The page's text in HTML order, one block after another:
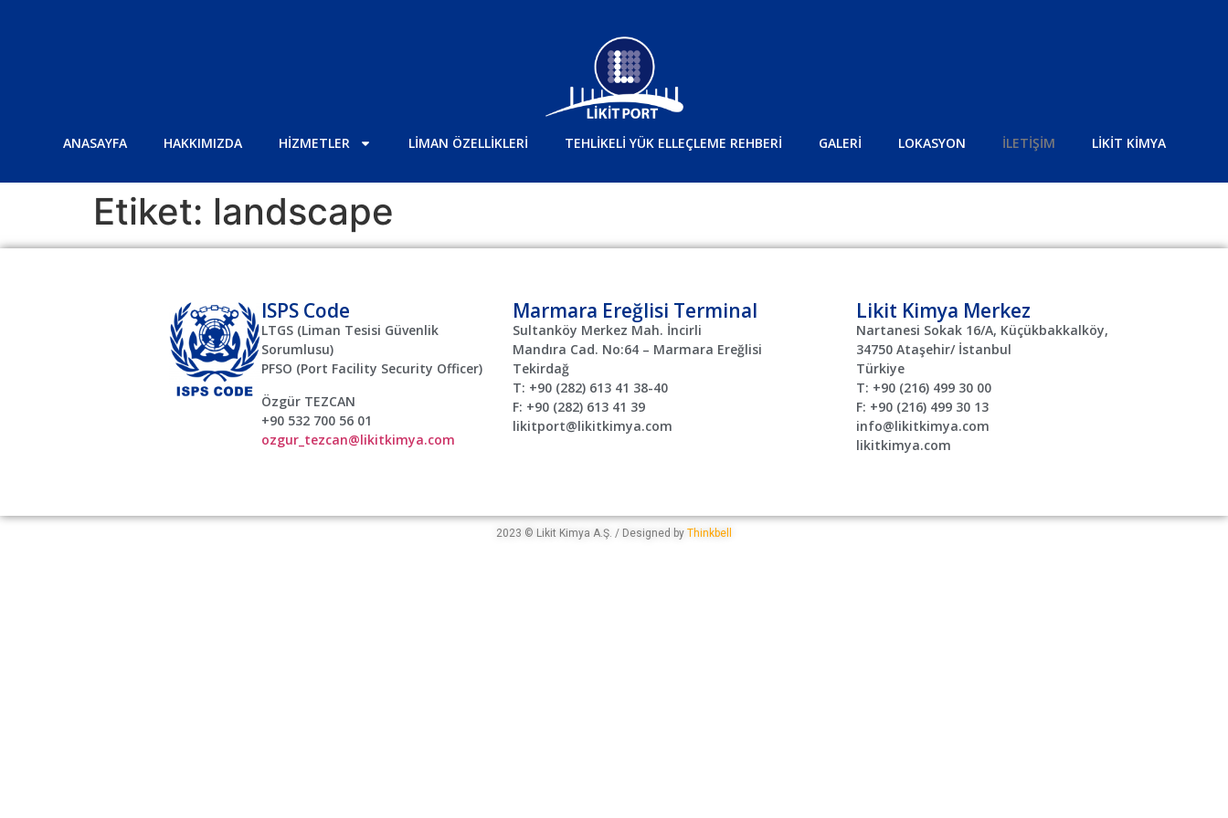
ANASAYFA HAKKIMIZDA HİZMETLER LİMAN ÖZELLİKLERİ TEHLİKELİ YÜK ELLEÇLEME REHBERİ GALERİ LOKASYON İLETİŞİM LİKİT KİMYA
Etiket: landscape
ISPS Code
LTGS (Liman Tesisi Güvenlik
Sorumlusu)
PFSO (Port Facility Security Officer)
Özgür TEZCAN
+90 532 700 56 01
ozgur_tezcan@likitkimya.com
Marmara Ereğlisi Terminal
Sultanköy Merkez Mah. İncirli
Mandıra Cad. No:64 – Marmara Ereğlisi
Tekirdağ
T: +90 (282) 613 41 38-40
F: +90 (282) 613 41 39
likitport@likitkimya.com
Likit Kimya Merkez
Nartanesi Sokak 16/A, Küçükbakkalköy,
34750 Ataşehir/ İstanbul
Türkiye
T: +90 (216) 499 30 00
F: +90 (216) 499 30 13
info@likitkimya.com
likitkimya.com
2023 © Likit Kimya A.Ş. / Designed by Thinkbell